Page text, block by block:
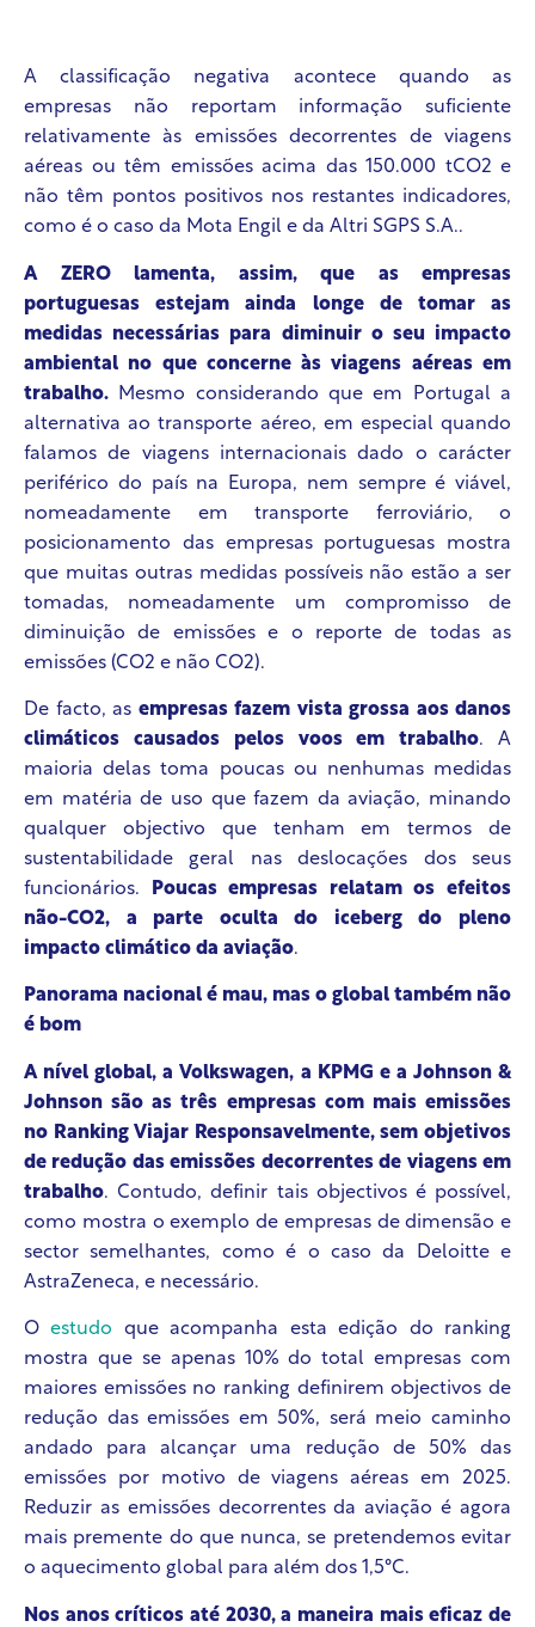
A classificação negativa acontece quando as
empresas não reportam informação suficiente
relativamente às emissões decorrentes de viagens
aéreas ou têm emissões acima das 150.000 tCO2 e
não têm pontos positivos nos restantes indicadores,
como é o caso da Mota Engil e da Altri SGPS S.A..
A ZERO lamenta, assim, que as empresas
portuguesas estejam ainda longe de tomar as
medidas necessárias para diminuir o seu impacto
ambiental no que concerne às viagens aéreas em
trabalho. Mesmo considerando que em Portugal a
alternativa ao transporte aéreo, em especial quando
falamos de viagens internacionais dado o carácter
periférico do país na Europa, nem sempre é viável,
nomeadamente em transporte ferroviário, o
posicionamento das empresas portuguesas mostra
que muitas outras medidas possíveis não estão a ser
tomadas, nomeadamente um compromisso de
diminuição de emissões e o reporte de todas as
emissões (CO2 e não CO2).
De facto, as empresas fazem vista grossa aos danos
climáticos causados pelos voos em trabalho. A
maioria delas toma poucas ou nenhumas medidas
em matéria de uso que fazem da aviação, minando
qualquer objectivo que tenham em termos de
sustentabilidade geral nas deslocações dos seus
funcionários.
Poucas empresas relatam os efeitos
não-CO2, a parte oculta do iceberg do pleno
impacto climático da aviação.
Panorama nacional é mau, mas o global também não
é bom
A nível global, aVolkswagen, a KPMG e a Johnson &
Johnson são as três empresas com mais emissões
no Ranking Viajar Responsavelmente, sem objetivos
de redução das emissões decorrentes de viagens em
trabalho. Contudo, definir tais objectivos é possível,
como mostra o exemplo de empresas de dimensão e
sector semelhantes, como é o caso da Deloitte e
AstraZeneca, e necessário.
Oestudo que acompanha esta edição do ranking
mostra que se apenas 10% do total empresas com
maiores emissões no ranking definirem objectivos de
redução das emissões em 50%, será meio caminho
andado para alcançar uma redução de 50% das
emissões por motivo de viagens aéreas em 2025.
Reduzir as emissões decorrentes da aviação é agora
mais premente do que nunca, se pretendemos evitar
o aquecimento global para além dos 1,5°C.
Nos anos críticos até 2030, a maneira mais eficaz de